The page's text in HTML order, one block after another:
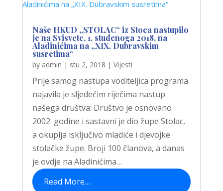
Naše HKUD „STOLAC“ iz Stoca nastupilo
je na Svisvete, 1. studenoga 2018. na
Aladinićima na „XIX. Dubravskim
susretima“
by admin | stu 2, 2018 | Vijesti
Prije samog nastupa voditeljica programa
najavila je sljedećim riječima nastup
našega društva: Društvo je osnovano
2002. godine i sastavni je dio župe Stolac,
a okuplja isključivo mladiće i djevojke
stolačke župe. Broji 100 članova, a danas
je ovdje na Aladinićima…
Read More…